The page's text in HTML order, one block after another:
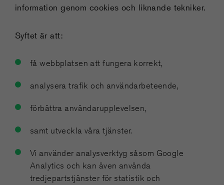
information genom cookies och liknande tekniker.
Syftet är att:
få webbplatsen att fungera korrekt,
analysera trafik och användarbeteende,
förbättra användarupplevelsen,
samt utveckla våra tjänster.
Vi använder analysverktyg såsom Google
Analytics och kan även använda
tredjepartstjänster för statistik och